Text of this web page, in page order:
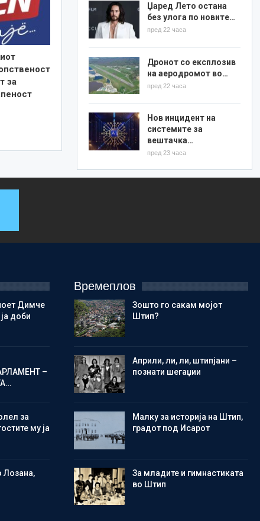
за
Џаред Лето остана
без улога по новите…
пред 22 часа
Дронот со експлозив
на аеродромот во…
пред 22 часа
Нов инцидент на
системите за
вештачка…
пред 23 часа
Димче
доби
–
за
му ја
Лозана,
Времеплов
Зошто го сакам мојот
Штип?
Aприли, ли, ли, штипјани –
познати шегаџии
Малку за историја на Штип,
градот под Исарот
Зa младите и гимнастиката
во Штип